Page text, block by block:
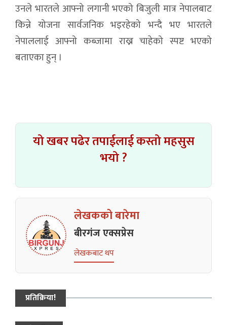
उनले भारतले आफ्नो लगानी भएको बिजुली मात्र नेपालबाट
किन्ने योजना सार्वजनिक भइरहेको भन्दै भए भारतले
नेपाललाई आफ्नो कब्जामा राख्न चाहेको स्पष्ट भएको
बताएका हुन् ।
यो खबर पढेर तपाईलाई कस्तो महसुस
भयो ?
लेखकको बारेमा
बीरगंज एक्सप्रेस
लेखकबाट थप
प्रतिक्रिया!